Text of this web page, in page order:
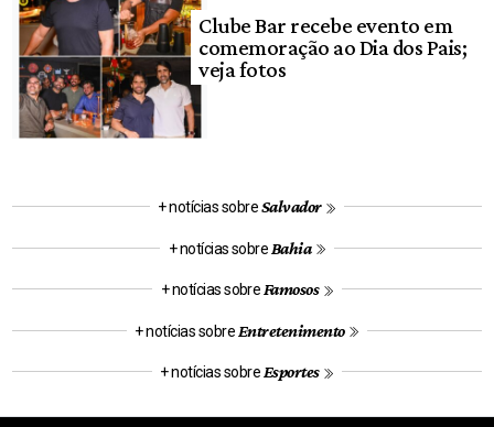
Clube Bar recebe evento em
comemoração ao Dia dos Pais;
veja fotos
+ notícias sobreSalvador
+ notícias sobre Bahia
+ notícias sobre Famosos
+ notícias sobre Entretenimento
+ notícias sobre Esportes